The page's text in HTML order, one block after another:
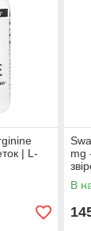
| L-
mg
В